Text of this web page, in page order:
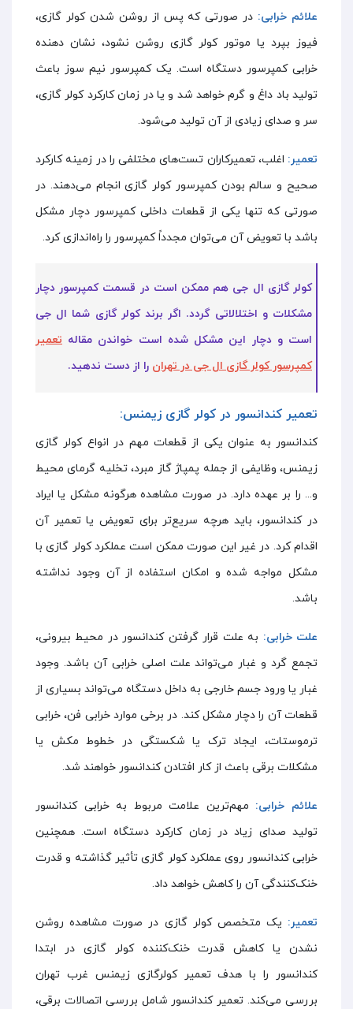
علائم خرابی: در صورتی که پس از روشن شدن کولر گازی،
فیوز بپرد یا موتور کولر گازی روشن نشود، نشان دهنده
خرابی کمپرسور دستگاه است. یک کمپرسور نیم سوز باعث
تولید باد داغ و گرم خواهد شد و یا در زمان کارکرد کولر گازی،
سر و صدای زیادی از آن تولید می‌شود.
تعمیر: اغلب، تعمیرکاران تست‌های مختلفی را در زمینه کارکرد
صحیح و سالم بودن کمپرسور کولر گازی انجام می‌دهند. در
صورتی که تنها یکی از قطعات داخلی کمپرسور دچار مشکل
باشد با تعویض آن می‌توان مجدداً کمپرسور را راه‌اندازی کرد.
کولر گازی ال جی هم ممکن است در قسمت کمپرسور دچار
مشکلات و اختلالاتی گردد. اگر برند کولر گازی شما ال جی
است و دچار این مشکل شده است خواندن مقاله تعمیر
کمپرسور کولر گازی ال جی در تهران را از دست ندهید.
تعمیر کندانسور در کولر گازی زیمنس:
کندانسور به عنوان یکی از قطعات مهم در انواع کولر گازی
زیمنس، وظایفی از جمله پمپاژ گاز مبرد، تخلیه گرمای محیط
و... را بر عهده دارد. در صورت مشاهده هرگونه مشکل یا ایراد
در کندانسور، باید هرچه سریع‌تر برای تعویض یا تعمیر آن
اقدام کرد. در غیر این صورت ممکن است عملکرد کولر گازی با
مشکل مواجه شده و امکان استفاده از آن وجود نداشته
باشد.
علت خرابی: به علت قرار گرفتن کندانسور در محیط بیرونی،
تجمع گرد و غبار می‌تواند علت اصلی خرابی آن باشد. وجود
غبار یا ورود جسم خارجی به داخل دستگاه می‌تواند بسیاری از
قطعات آن را دچار مشکل کند. در برخی موارد خرابی فن، خرابی
ترموستات، ایجاد ترک یا شکستگی در خطوط مکش یا
مشکلات برقی باعث از کار افتادن کندانسور خواهند شد.
علائم خرابی: مهم‌ترین علامت مربوط به خرابی کندانسور
تولید صدای زیاد در زمان کارکرد دستگاه است. همچنین
خرابی کندانسور روی عملکرد کولر گازی تأثیر گذاشته و قدرت
خنک‌کنندگی آن را کاهش خواهد داد.
تعمیر: یک متخصص کولر گازی در صورت مشاهده روشن
نشدن یا کاهش قدرت خنک‌کننده کولر گازی در ابتدا
کندانسور را با هدف تعمیر کولرگازی زیمنس غرب تهران
بررسی می‌کند. تعمیر کندانسور شامل بررسی اتصالات برقی،